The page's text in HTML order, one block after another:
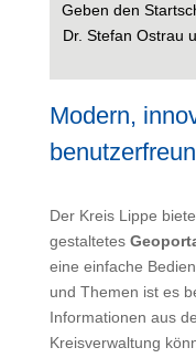
Geben den
Dr. Stefan Ostrau
Modern,
Der Kreis Lippe
gestaltetes
eine einfache
und Themen ist es
Informationen aus
Kreisverwaltung